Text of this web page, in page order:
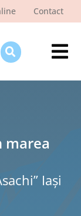
Contact
marea
Iaşi